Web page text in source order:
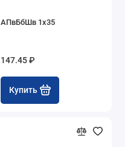
АПвБбШв 1х35
147.45 ₽
Купить